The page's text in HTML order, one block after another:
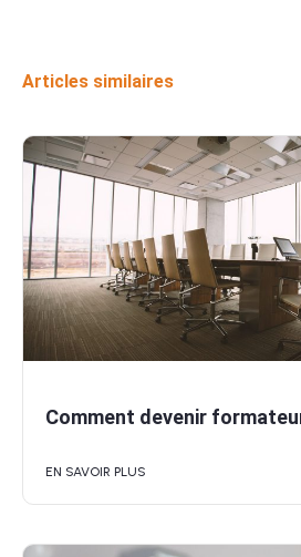
Articles similaires
Comment devenir
EN SAVOIR PLUS